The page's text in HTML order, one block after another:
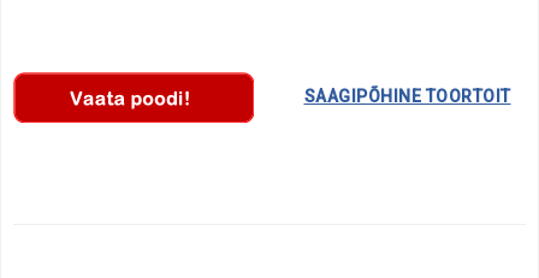
SAAGIPÕHINE TOORTOIT